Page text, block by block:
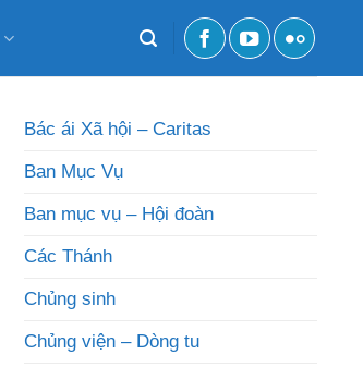
Bác ái Xã hội – Caritas
Ban Mục Vụ
Ban mục vụ – Hội đoàn
Các Thánh
Chủng sinh
Chủng viện – Dòng tu